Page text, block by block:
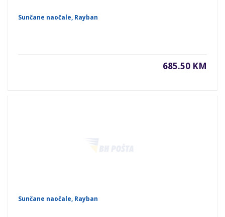
Sunčane naočale, Rayban
685.50 KM
Sunčane naočale, Rayban